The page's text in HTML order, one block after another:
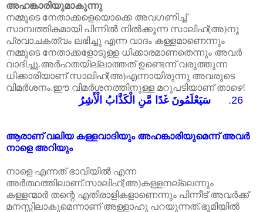
അഹങ്കാരിയുമാകുന്നു
നമ്മുടെ നേതാക്കളെയൊക്കെ അവഗണിച്ച്
സാമ്പത്തികമായി പിന്നിൽ നിൽക്കുന്ന സാലിഹ്(അ)നു
പ്രവാചകത്വം ലഭിച്ചു എന്ന വാദം കള്ളമാണെന്നും
നമ്മുടെ നേതാക്കളോടുള്ള ധിക്കാരമാണതെന്നും അവർ
വാദിച്ചു.അർഹതയില്ലാത്തത് ഉണ്ടെന്ന് വരുത്തുന്ന
ധിക്കാരിയാണ് സാലിഹ്(അ)എന്നായിരുന്നു അവരുടെ
വിമർശനം.ഈ വിമർശനത്തിനുള്ള മറുപടിയാണ് താഴെ!
26. سَيَعْلَمُونَ غَدًا مَّنِ الْكَذَّابُ الْأَشِرُ
ആരാണ് വലിയ കള്ളവാദിയും അഹങ്കാരിയുമെന്ന് അവർ
നാളെ അറിയും
നാളെ എന്നത് ഭാവിയിൽ എന്ന
അർത്ഥത്തിലാണ്.സാലിഹ്(അ)കള്ളനല്ലെന്നും
കള്ളന്മാർ തന്റെ എതിരാളികളാണെന്നും പിന്നീട് അവർക്ക്
മനസ്സിലാകുമെന്നാണ് അള്ളാഹു പറയുന്നത്.ഭൂമിയിൽ